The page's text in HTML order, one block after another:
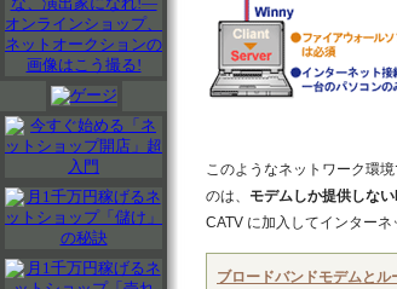
このようなネットワーク環
のは、 モデムしか提供しな
CATV に加入してインターネ
ブロードバンドモデムとル